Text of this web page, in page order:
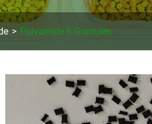
Polyamide 6 Granules